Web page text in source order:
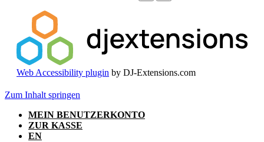
Web Accessibility plugin by DJ-Extensions.com
Zum Inhalt springen
MEIN BENUTZERKONTO
ZUR KASSE
EN